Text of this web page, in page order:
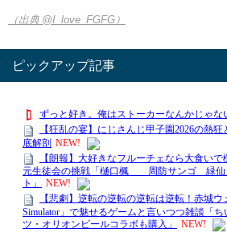
（出典 @I_love_FGFG）
ピックアップ記事